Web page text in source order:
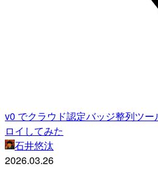
v0 でクラウド認定バッジ整列ツ
ロイしてみた
石井悠汰
2026.03.26